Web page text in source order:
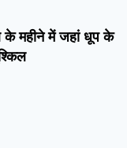
के महीने में जहां धूप के